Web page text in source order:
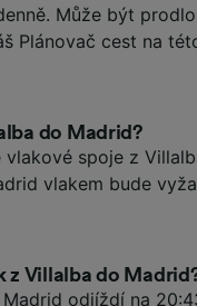
Může být
Plánovač cest na
do Madrid?
vlakové spoje z
vlakem bude
z Villalba do
odjíždí na